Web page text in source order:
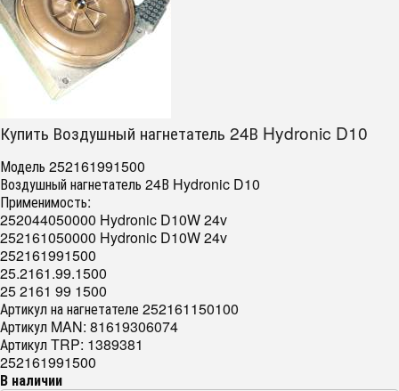
Купить Воздушный нагнетатель 24В Hydronic D10
Модель 252161991500
Воздушный нагнетатель 24В Hydronic D10
Применимость:
252044050000 Hydronic D10W 24v
252161050000 Hydronic D10W 24v
252161991500
25.2161.99.1500
25 2161 99 1500
Артикул на нагнетателе 252161150100
Артикул MAN: 81619306074
Артикул TRP: 1389381
252161991500
В наличии